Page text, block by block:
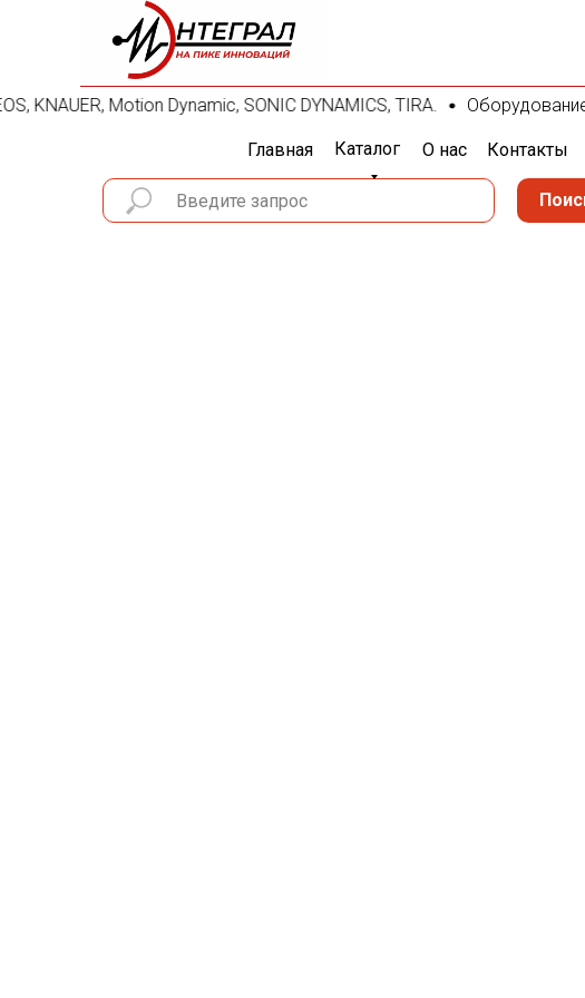
Motion Dynamic, SONIC DYNAMICS, TIRA. Оборудование
Главная Каталог О нас Контакты